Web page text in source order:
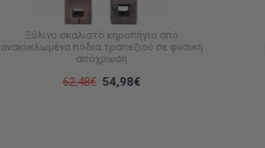
Ξύλινο σκαλιστό κηροπήγιο από
ανακυκλωμένα πόδια τραπεζιού σε φυσική
απόχρωση
62,48€ 54,98€